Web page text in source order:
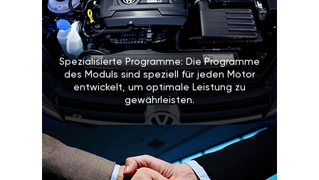
Spezialisierte Programme: Die Programme
des Moduls sind speziell für jeden Motor
entwickelt, um optimale Leistung zu
gewährleisten.